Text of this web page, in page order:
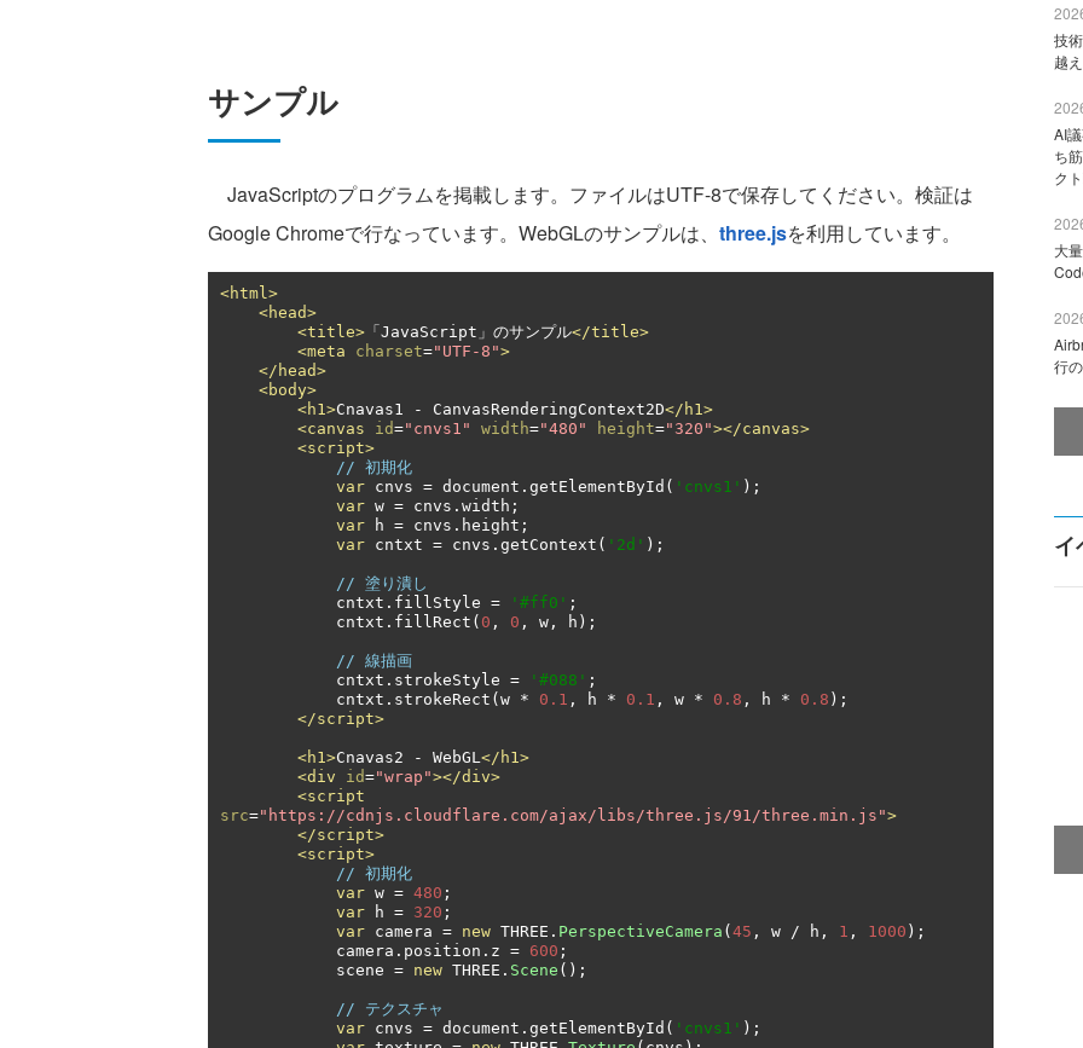
サンプル
JavaScriptのプログラムを掲載します。ファイルはUTF-8で保存してください。検証は
Google Chromeで行なっています。WebGLのサンプルは、 three.jsを利用しています。
<html>
<head>
<title> 「JavaScript」のサンプル</title>
<meta
charset="UTF-8">
</head>
<body>
<h1>Cnavas1 - CanvasRenderingContext2D</h1>
<canvas
id="cnvs1" width="480" height="320"></canvas>
<script>
// 初期化
var cnvs = document . getElementById ( 'cnvs1' );
var w = cnvs . width ;
var h = cnvs . height ;
var cntxt = cnvs . getContext ( '2d' );
// 塗り潰し
            cntxt
. fillStyle = '#ff0' ;
            cntxt
. fillRect ( 0 , 0 , w , h );
// 線描画
            cntxt
. strokeStyle = '#088' ;
            cntxt
. strokeRect ( w * 0.1 , h * 0.1 , w * 0.8 , h * 0.8 );
</script>
<h1>Cnavas2 - WebGL</h1>
<div
id="wrap"></div>
<script
src="https://cdnjs.cloudflare.com/ajax/libs/three.js/91/three.min.js">
</script>
<script>
// 初期化
var w = 480 ;
var h = 320 ;
var camera = new THREE . PerspectiveCamera ( 45 , w / h , 1 , 1000 );
            camera
. position . z = 600 ;
            scene
= new THREE . Scene ();
// テクスチャ
var cnvs = document . getElementById ( 'cnvs1' );
技
越
AI
ち
ク
大
行
イ